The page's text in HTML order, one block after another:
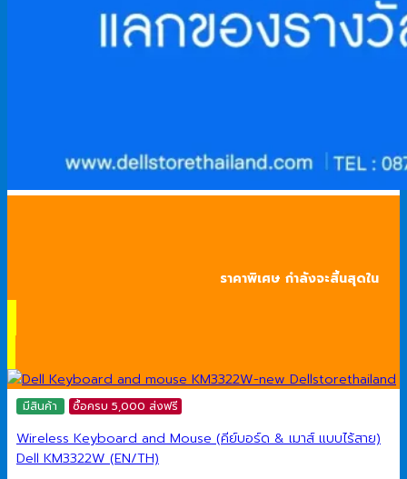
ราคาพิเศษ กำลังจะสิ้นสุดใน
มีสินค้า ซื้อครบ 5,000 ส่งฟรี
Wireless Keyboard and Mouse (คีย์บอร์ด & เมาส์ แบบไร้สาย)
Dell KM3322W (EN/TH)